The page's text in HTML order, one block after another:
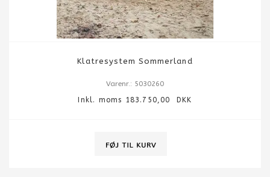
Klatresystem Sommerland
Varenr.: 5030260
Inkl. moms 183.750,00 DKK